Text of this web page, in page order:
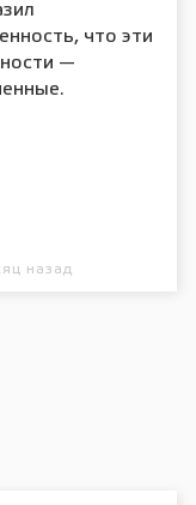
что эти
—
назад